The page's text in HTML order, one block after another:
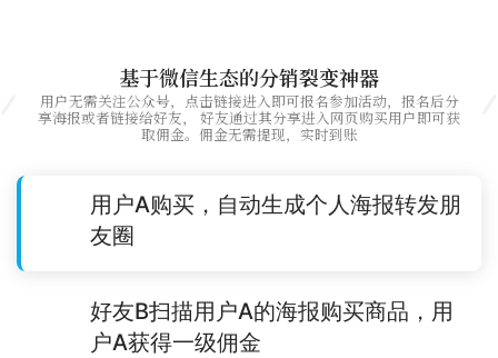
基于微信生态的分销裂变神器
用户无需关注公众号，点击链接进入即可报名参加活动，报名后分
享海报或者链接给好友， 好友通过其分享进入网页购买用户即可获
取佣金。佣金无需提现，实时到账
用户A购买，自动生成个人海报转发朋
友圈
好友B扫描用户A的海报购买商品，用
户A获得一级佣金